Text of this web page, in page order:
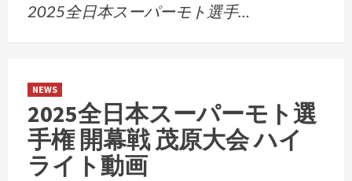
2025全日本スーパーモト選手…
NEWS
2025全日本スーパーモト選
手権 開幕戦 茂原大会 ハイ
ライト動画